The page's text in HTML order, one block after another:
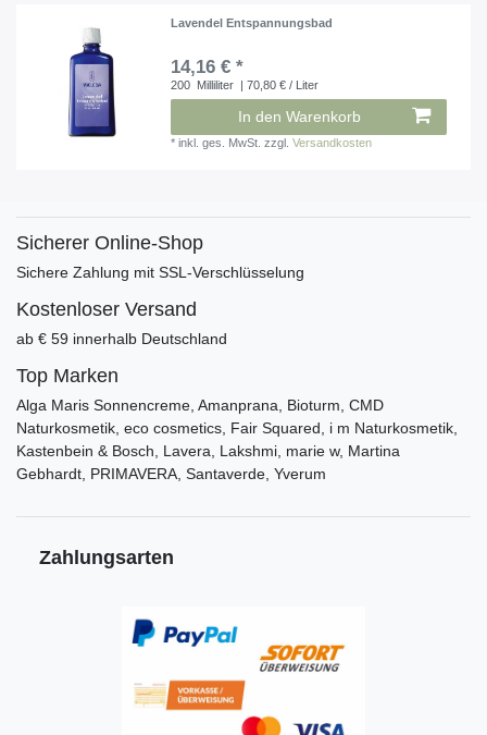
Lavendel Entspannungsbad
14,16 € *
200 Milliliter | 70,80 € / Liter
In den Warenkorb
*inkl. ges. MwSt. zzgl.Versandkosten
Sicherer Online-Shop
Sichere Zahlung mit SSL-Verschlüsselung
Kostenloser Versand
ab € 59 innerhalb Deutschland
Top Marken
Alga Maris Sonnencreme, Amanprana, Bioturm, CMD
Naturkosmetik, eco cosmetics, Fair Squared, i m Naturkosmetik,
Kastenbein & Bosch, Lavera, Lakshmi, marie w, Martina
Gebhardt, PRIMAVERA, Santaverde, Yverum
Zahlungsarten